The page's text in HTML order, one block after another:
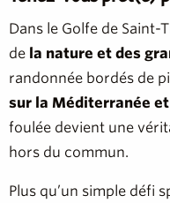
Dans le Golfe de
de la nature et des
randonnée bordés de
sur la Méditerranée
foulée devient une
hors du commun.
Plus qu’un simple défi